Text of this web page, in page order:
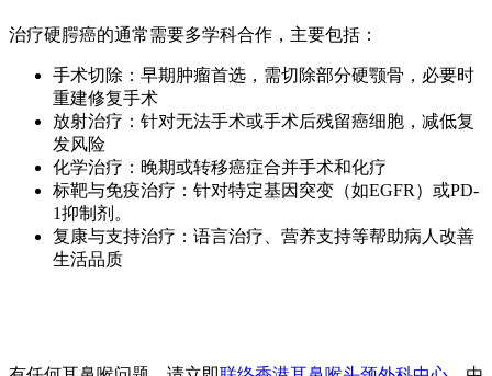
治疗硬腭癌的通常需要多学科合作，主要包括：
手术切除：早期肿瘤首选，需切除部分硬颚骨，必要时
重建修复手术
放射治疗：针对无法手术或手术后残留癌细胞，减低复
发风险
化学治疗：晚期或转移癌症合并手术和化疗
标靶与免疫治疗：针对特定基因突变（如EGFR）或PD-
1抑制剂。
复康与支持治疗：语言治疗、营养支持等帮助病人改善
生活品质